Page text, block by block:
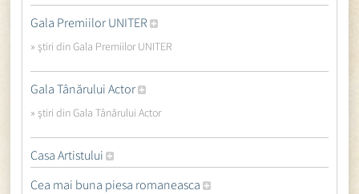
Gala Premiilor UNITER
» ştiri din Gala Premiilor UNITER
Gala Tânărului Actor
» ştiri din Gala Tânărului Actor
Casa Artistului
Cea mai buna piesa romaneasca